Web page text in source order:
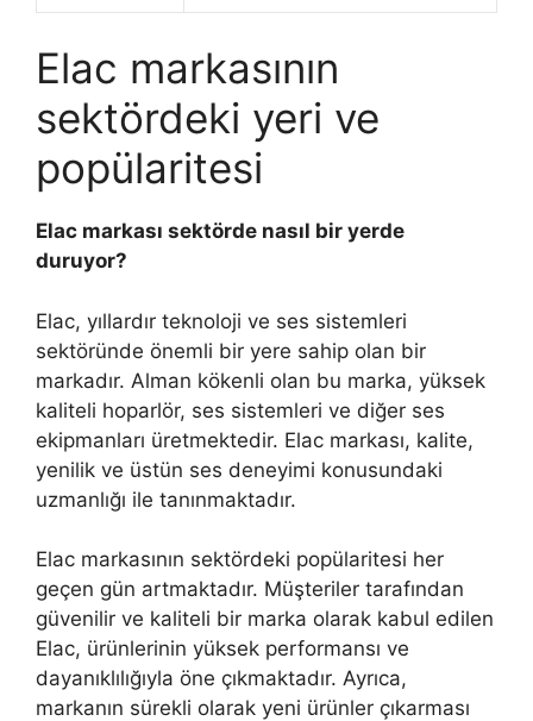
Elac markasının
sektördeki yeri ve
popülaritesi
Elac markası sektörde nasıl bir yerde
duruyor?
Elac, yıllardır teknoloji ve ses sistemleri
sektöründe önemli bir yere sahip olan bir
markadır. Alman kökenli olan bu marka, yüksek
kaliteli hoparlör, ses sistemleri ve diğer ses
ekipmanları üretmektedir. Elac markası, kalite,
yenilik ve üstün ses deneyimi konusundaki
uzmanlığı ile tanınmaktadır.
Elac markasının sektördeki popülaritesi her
geçen gün artmaktadır. Müşteriler tarafından
güvenilir ve kaliteli bir marka olarak kabul edilen
Elac, ürünlerinin yüksek performansı ve
dayanıklılığıyla öne çıkmaktadır. Ayrıca,
markanın sürekli olarak yeni ürünler çıkarması